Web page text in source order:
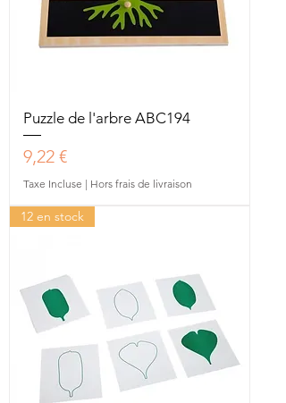
Puzzle de l'arbre ABC194
Prix
9,22 €
Taxe Incluse | Hors frais de livraison
12 en stock